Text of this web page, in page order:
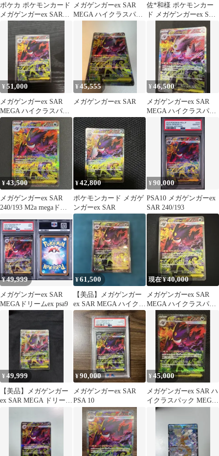
ポケカ ポケモンカード
メガゲンガーex SAR
メガゲンガーex SAR
MEGA ハイクラスパッ
佐*和様 ポケモンカー
ド メガゲンガーex SAR
¥51,000
メガゲンガーex SAR
MEGA ハイクラスパッ
ク MEGAドリームex
¥45,555
メガゲンガーex SAR
¥46,500
メガゲンガーex SAR
MEGA ハイクラスパッ
ク MEGAドリームex
¥43,500
メガゲンガーex SAR
240/193 M2a megaドリ
¥42,800
ポケモンカード メガゲ
ンガーex SAR
¥90,000
PSA10 メガゲンガーex
SAR 240/193
¥49,999
メガゲンガーex SAR
MEGAドリームex psa9
¥61,500
【美品】メガゲンガー
ex SAR MEGA ハイクラ
スパック MEGAドリー
ム
現在 ¥40,000
メガゲンガーex SAR
MEGA ハイクラスパッ
ク MEGAドリームex
キ…
¥49,999
【美品】メガゲンガー
ex SAR MEGA ドリーム
ex センタリング良好
¥90,000
メガゲンガーex SAR
PSA 10
¥45,000
メガゲンガーex SAR ハ
イクラスパック MEGA
ドリームex 240/193